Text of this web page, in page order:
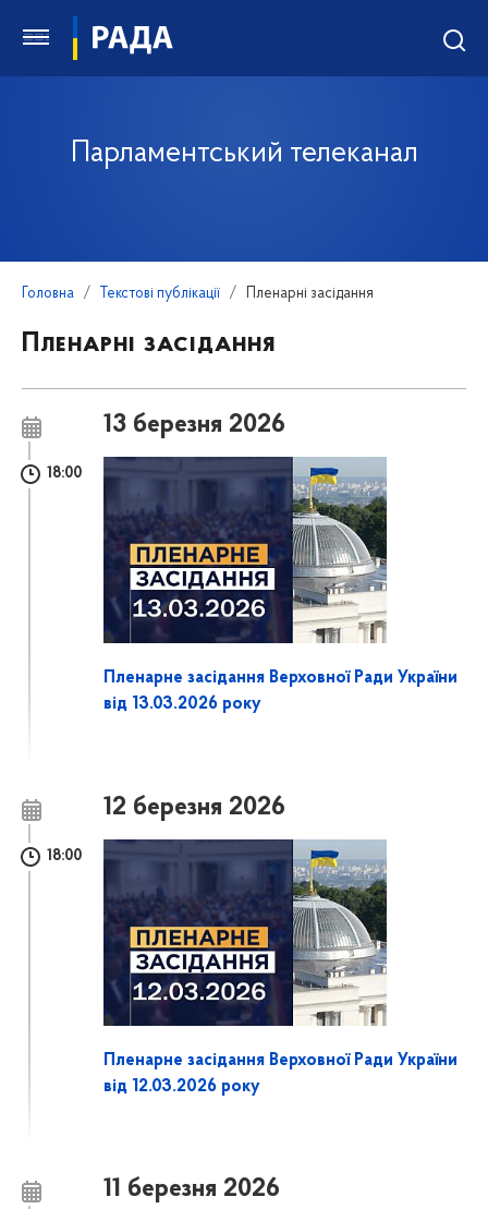
Парламентський телеканал
Головна Текстові публікації Пленарні засідання
Пленарні засідання
13 березня 2026
18:00
Пленарне засідання Верховної Ради України
від 13.03.2026 року
12 березня 2026
18:00
Пленарне засідання Верховної Ради України
від 12.03.2026 року
11 березня 2026